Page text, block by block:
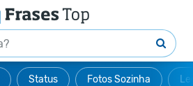
Status Fotos Sozinha